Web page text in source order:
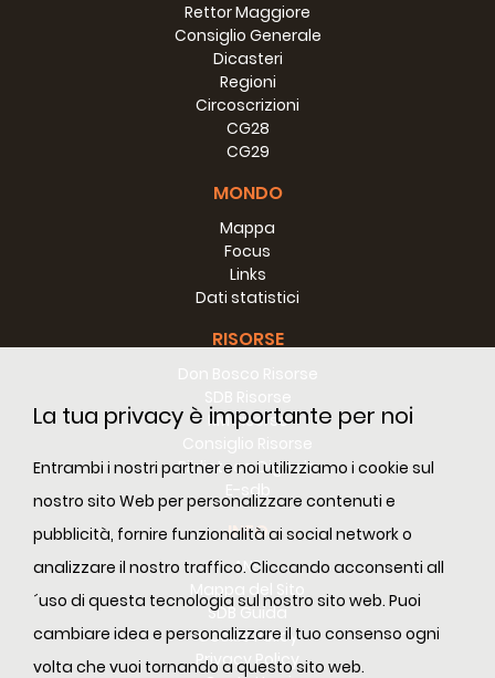
La tua privacy è importante per noi
Entrambi i nostri partner e noi utilizziamo i cookie sul
nostro sito Web per personalizzare contenuti e
pubblicità, fornire funzionalità ai social network o
analizzare il nostro traffico. Cliccando acconsenti all
´uso di questa tecnologia sul nostro sito web. Puoi
cambiare idea e personalizzare il tuo consenso ogni
volta che vuoi tornando a questo sito web.
Rettor Maggiore
Consiglio Generale
Dicasteri
Regioni
Circoscrizioni
CG28
CG29
MONDO
Mappa
Focus
Links
Dati statistici
RISORSE
RM Risorse
Biblioteca Digitale
E-sdb
INFO
ANS
Mappa del Sito
SDB Guida
Cookie Policy
Privacy Policy